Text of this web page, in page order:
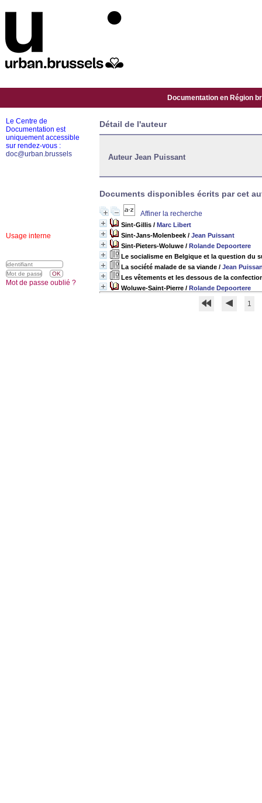
Documentation en Région
Détail de l'auteur
Auteur Jean Puissant
Documents disponibles écrits par cet
Affiner la recherche
Sint-Gillis / Marc Libert
Sint-Jans-Molenbeek / Jean Puissant
Sint-Pieters-Woluwe / Rolande Depoortere
Le socialisme en Belgique et la question du
La société malade de sa viande / Jean
Les vêtements et les dessous de la
Woluwe-Saint-Pierre / Rolande Depoortere
1
Le Centre de
Documentation est
uniquement accessible
sur rendez-vous :
doc@urban.brussels
Usage interne
Mot de passe oublié ?